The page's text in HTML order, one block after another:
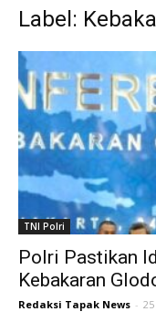
Label:
TNI Polri
Polri Pastikan
Kebakaran
Redaksi Tapak News -